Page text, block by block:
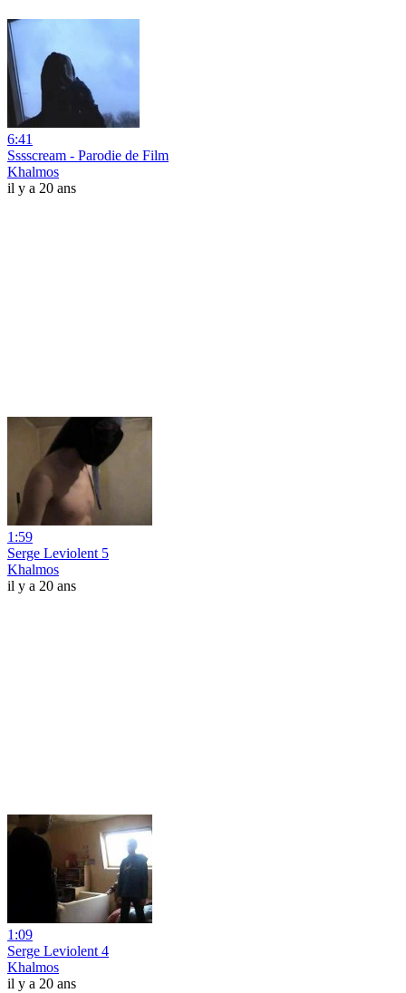
6:41
Sssscream - Parodie de Film
Khalmos
il y a 20 ans
1:59
Serge Leviolent 5
Khalmos
il y a 20 ans
1:09
Serge Leviolent 4
Khalmos
il y a 20 ans